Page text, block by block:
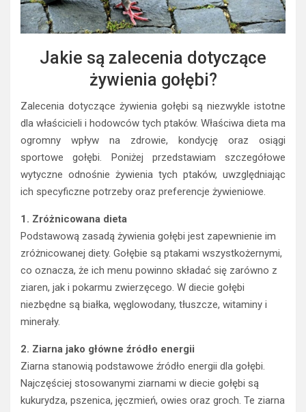
Jakie są zalecenia dotyczące
żywienia gołębi?
Zalecenia dotyczące żywienia gołębi są niezwykle istotne
dla właścicieli i hodowców tych ptaków. Właściwa dieta ma
ogromny wpływ na zdrowie, kondycję oraz osiągi
sportowe gołębi. Poniżej przedstawiam szczegółowe
wytyczne odnośnie żywienia tych ptaków, uwzględniając
ich specyficzne potrzeby oraz preferencje żywieniowe.
1. Zróżnicowana dieta
Podstawową zasadą żywienia gołębi jest zapewnienie im
zróżnicowanej diety. Gołębie są ptakami wszystkożernymi,
co oznacza, że ich menu powinno składać się zarówno z
ziaren, jak i pokarmu zwierzęcego. W diecie gołębi
niezbędne są białka, węglowodany, tłuszcze, witaminy i
minerały.
2. Ziarna jako główne źródło energii
Ziarna stanowią podstawowe źródło energii dla gołębi.
Najczęściej stosowanymi ziarnami w diecie gołębi są
kukurydza, pszenica, jęczmień, owies oraz groch. Te ziarna